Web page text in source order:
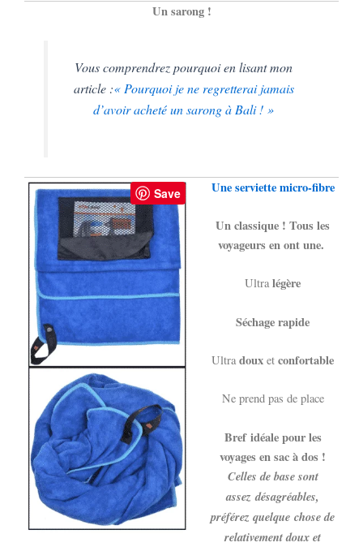
Un sarong !
Vous comprendrez pourquoi en lisant mon
article :« Pourquoi je ne regretterai jamais
d’avoir acheté un sarong à Bali ! »
Save Une serviette micro-fibre
Un classique ! Tous les
voyageurs en ont une.
Ultralégère
Séchage rapide
Ultradoux etconfortable
Ne prend pas de place
Bref idéale pour les
voyages en sac à dos !
Celles de base sont
assezdésagréables,
préférez quelque chose de
relativement doux et